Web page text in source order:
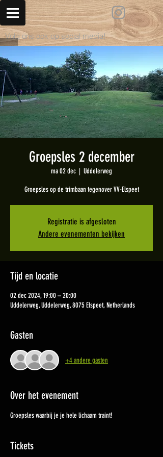
Volg ons ook op social media!
Groepsles 2 december
ma 02 dec
  |
Uddelerweg
Groepsles op de trimbaan tegenover VV-Elspeet
Registratie is afgesloten
Andere evenementen bekijken
Tijd en locatie
02 dec 2024, 19:00 – 20:00
Uddelerweg, Uddelerweg, 8075 Elspeet, Netherlands
Gasten
+4 andere gasten
Over het evenement
Groepsles waarbij je je hele lichaam traint!
Tickets